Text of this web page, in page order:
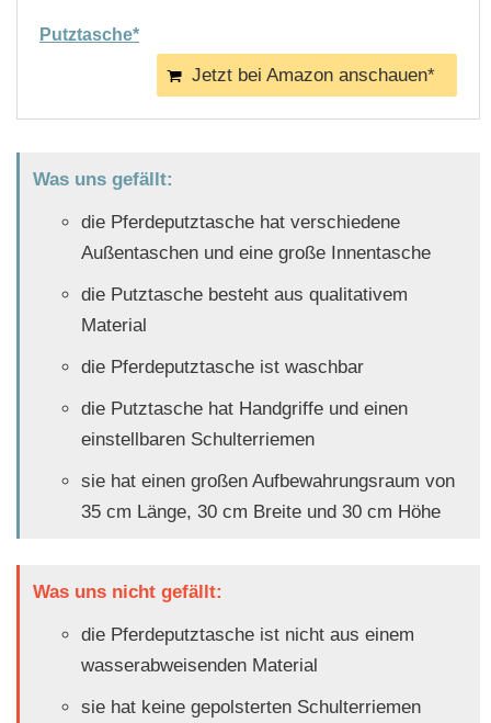
Putztasche*
Jetzt bei Amazon anschauen*
Was uns gefällt:
die Pferdeputztasche hat verschiedene
Außentaschen und eine große Innentasche
die Putztasche besteht aus qualitativem
Material
die Pferdeputztasche ist waschbar
die Putztasche hat Handgriffe und einen
einstellbaren Schulterriemen
sie hat einen großen Aufbewahrungsraum von
35 cm Länge, 30 cm Breite und 30 cm Höhe
Was uns nicht gefällt:
die Pferdeputztasche ist nicht aus einem
wasserabweisenden Material
sie hat keine gepolsterten Schulterriemen